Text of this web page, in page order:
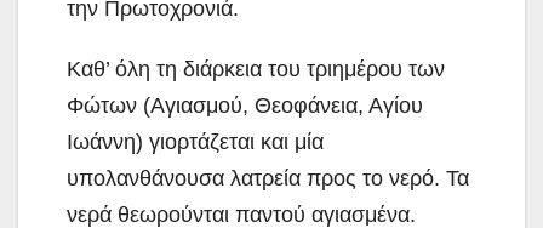
την Πρωτοχρονιά.
Καθ’ όλη τη διάρκεια του τριημέρου των
Φώτων (Αγιασμού, Θεοφάνεια, Αγίου
Ιωάννη) γιορτάζεται και μία
υπολανθάνουσα λατρεία προς το νερό. Τα
νερά θεωρούνται παντού αγιασμένα.